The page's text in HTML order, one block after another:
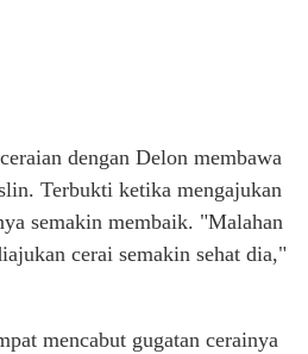
dengan Delon membawa
Terbukti ketika mengajukan
semakin membaik. "Malahan
cerai semakin sehat dia,"
mencabut gugatan cerainya